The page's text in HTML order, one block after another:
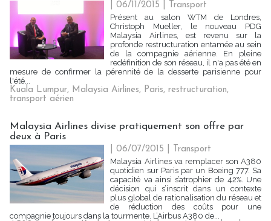
| 06/11/2015
Transport
Présent au salon WTM de Londres,
Christoph Mueller, le nouveau PDG
Malaysia Airlines, est revenu sur la
profonde restructuration entamée au sein
de la compagnie aérienne. En pleine
redéfinition de son réseau, il n'a pas été en
mesure de confirmer la pérennité de la desserte parisienne pour
l'été...
Kuala Lumpur, Malaysia Airlines, Paris, restructuration,
transport aérien
Malaysia Airlines divise pratiquement son offre par
deux à Paris
| 06/07/2015
Transport
Malaysia Airlines va remplacer son A380
quotidien sur Paris par un Boeing 777. Sa
capacité va ainsi s’atrophier de 42%. Une
décision qui s’inscrit dans un contexte
plus global de rationalisation du réseau et
de réduction des coûts pour une
compagnie toujours dans la tourmente. L’Airbus A380 de...